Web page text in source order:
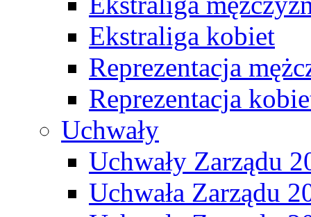
Ekstraliga kobiet
Reprezentacja
Reprezentacja
Uchwały
Uchwały Zarządu
Uchwała Zarządu